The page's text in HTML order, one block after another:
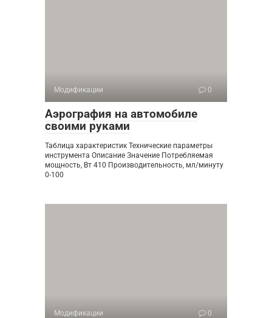
Модификации 0
Аэрография на автомобиле
своими руками
Таблица характеристик Технические параметры
инструмента Описание Значение Потребляемая
мощность, Вт 410 Производительность, мл/минуту
0-100
Модификации 0